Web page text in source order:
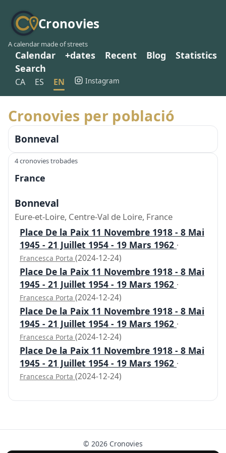
Cronovies
A calendar made of streets
Calendar +dates Recent Blog
Statistics
Search
CA ES EN Instagram
Cronovies per població
Bonneval
4 cronovies trobades
France
Bonneval
Eure-et-Loire, Centre-Val de Loire, France
Place De la Paix 11 Novembre 1918 - 8 Mai
1945 - 21 Juillet 1954 - 19 Mars 1962 ·
Francesca Porta (2024-12-24)
Place De la Paix 11 Novembre 1918 - 8 Mai
1945 - 21 Juillet 1954 - 19 Mars 1962 ·
Francesca Porta (2024-12-24)
Place De la Paix 11 Novembre 1918 - 8 Mai
1945 - 21 Juillet 1954 - 19 Mars 1962 ·
Francesca Porta (2024-12-24)
Place De la Paix 11 Novembre 1918 - 8 Mai
1945 - 21 Juillet 1954 - 19 Mars 1962 ·
Francesca Porta (2024-12-24)
© 2026 Cronovies